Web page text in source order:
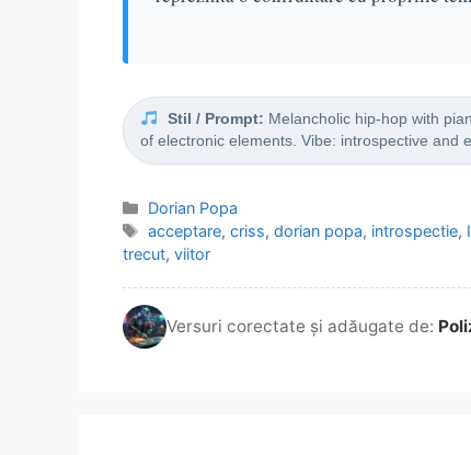
Stil / Prompt: Melancholic hip-hop with
of electronic elements. Vibe: introspective and
Categorii
Dorian Popa
Etichete
acceptare,criss,dorian popa, introspectie,
trecut, viitor
Versuri corectate și adăugate de: